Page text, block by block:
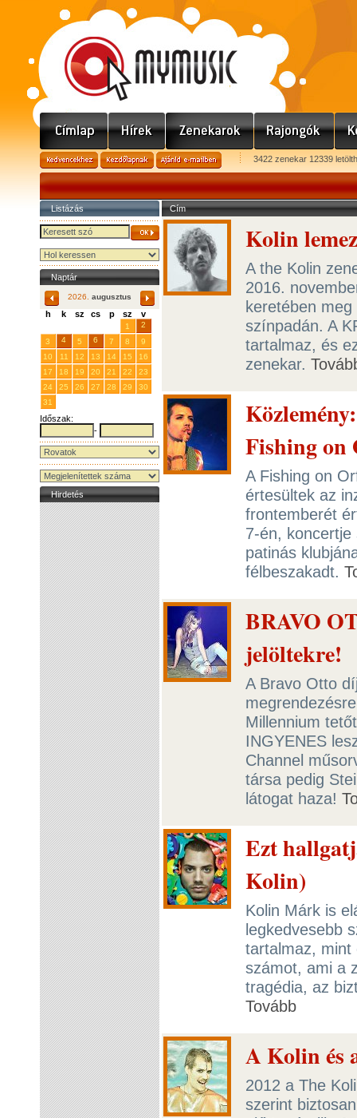
3422 zenekar 12339
Listázás
Naptár
2026. augusztus
h k sz cs p sz v
1
2
3
4 5 6 7 8
9
10
11 12 13 14 15
16
17
18 19 20 21 22
23
24
25 26 27 28 29
30
31
Időszak:
-
Hirdetés
Cím
Kolin
A the Kolin
2016.
keretében
színpadán. A
tartalmaz, és
zenekar.
Fishing on
A Fishing on
értesültek az
frontemberét
7-én,
patinás
félbeszakadt.
BRAVO
jelöltekre!
A Bravo Otto
Millennium
INGYENES
Channel
társa pedig
látogat haza!
Ezt
Kolin)
Kolin Márk is
legkedvesebb
tartalmaz, mint
számot, ami a
tragédia, az
Tovább
A Kolin és
2012 a The
szerint